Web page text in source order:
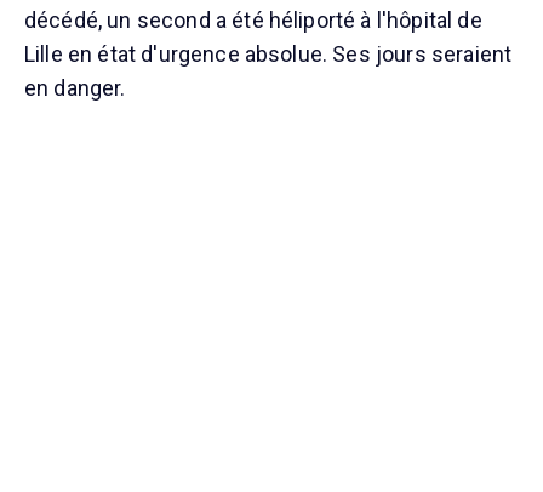
décédé, un second a été héliporté à l'hôpital de
Lille en état d'urgence absolue. Ses jours seraient
en danger.